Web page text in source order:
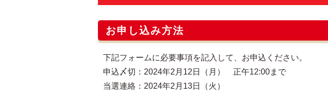
お申し込み方法
下記フォームに必要事項を記入して、お申込ください。
申込〆切：2024年2月12日（月） 正午12:00まで
当選連絡：2024年2月13日（火）